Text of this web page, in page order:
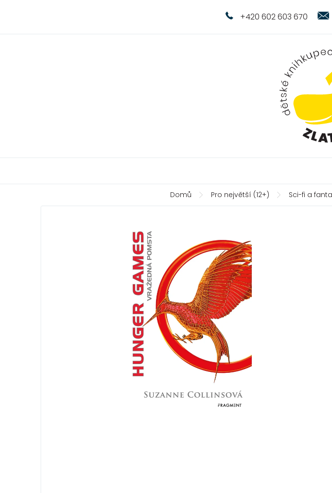
+420 602 603 670
Domů Pro největší (12+) Sci-fi a